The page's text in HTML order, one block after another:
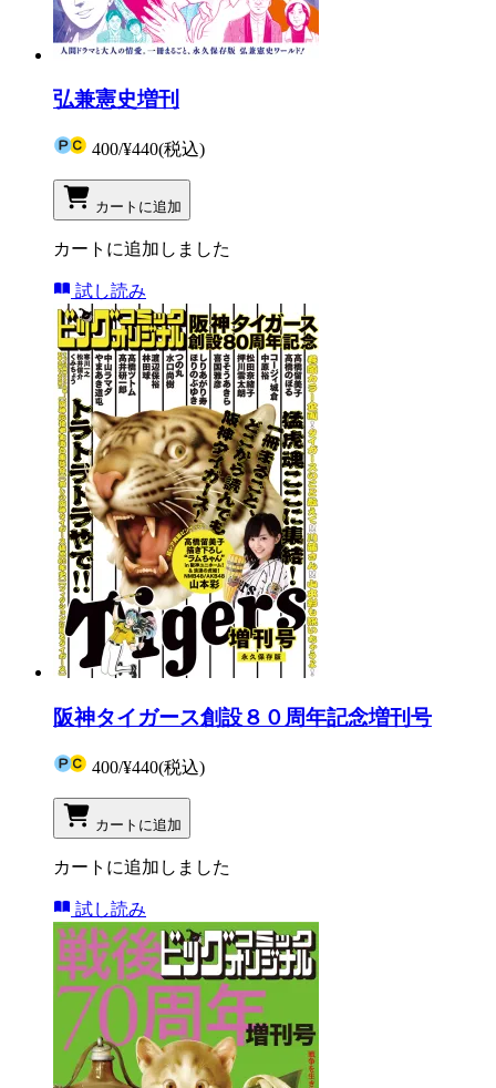
弘兼憲史増刊
400/¥440(税込)
カートに追加
カートに追加しました
試し読み
阪神タイガース創設８０周年記念増刊号
400/¥440(税込)
カートに追加
カートに追加しました
試し読み